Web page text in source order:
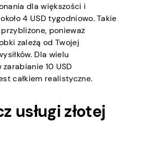
dla większości i
4 USD tygodniowo. Takie
ponieważ
zależą od Twojej
Dla wielu
10 USD
całkiem realistyczne.
usługi złotej